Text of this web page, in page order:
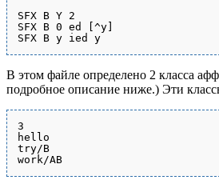
SFX B Y 2
SFX B 0 ed [^y]
В этом файле определено 2 класса
подробное описание ниже.) Эти
3
hello
try/B